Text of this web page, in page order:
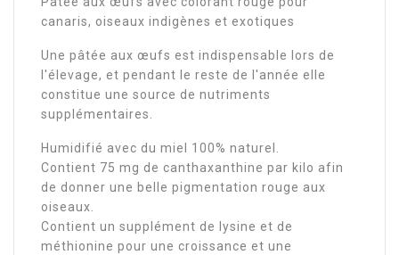
canaris, oiseaux indigènes et exotiques
Une pâtée aux œufs est indispensable lors de
l'élevage, et pendant le reste de l'année elle
constitue une source de nutriments
supplémentaires.
Humidifié avec du miel 100% naturel.
Contient 75 mg de canthaxanthine par kilo afin
de donner une belle pigmentation rouge aux
oiseaux.
Contient un supplément de lysine et de
méthionine pour une croissance et une